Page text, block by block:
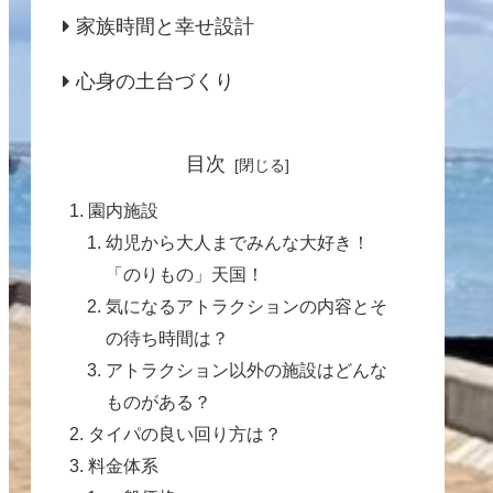
家族時間と幸せ設計
心身の土台づくり
目次
園内施設
幼児から大人までみんな大好き！
「のりもの」天国！
気になるアトラクションの内容とそ
の待ち時間は？
アトラクション以外の施設はどんな
ものがある？
タイパの良い回り方は？
料金体系